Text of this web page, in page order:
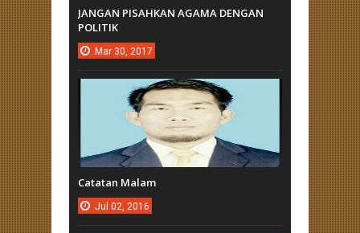
JANGAN PISAHKAN AGAMA DENGAN
POLITIK
Mar 30, 2017
Catatan Malam
Jul 02, 2016